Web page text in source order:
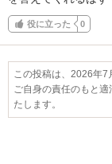
役に立った 0
この投稿は、2026年7
ご自身の責任のもと
たします。